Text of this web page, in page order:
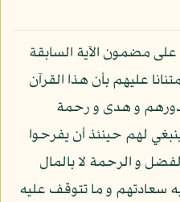
على مضمون الآية السابقة
عليهم بأن هذا القرآن
و هدى و رحمة
لهم حينئذ أن يفرحوا
و الرحمة لا بالمال
سعادتهم و ما تتوقف عليه